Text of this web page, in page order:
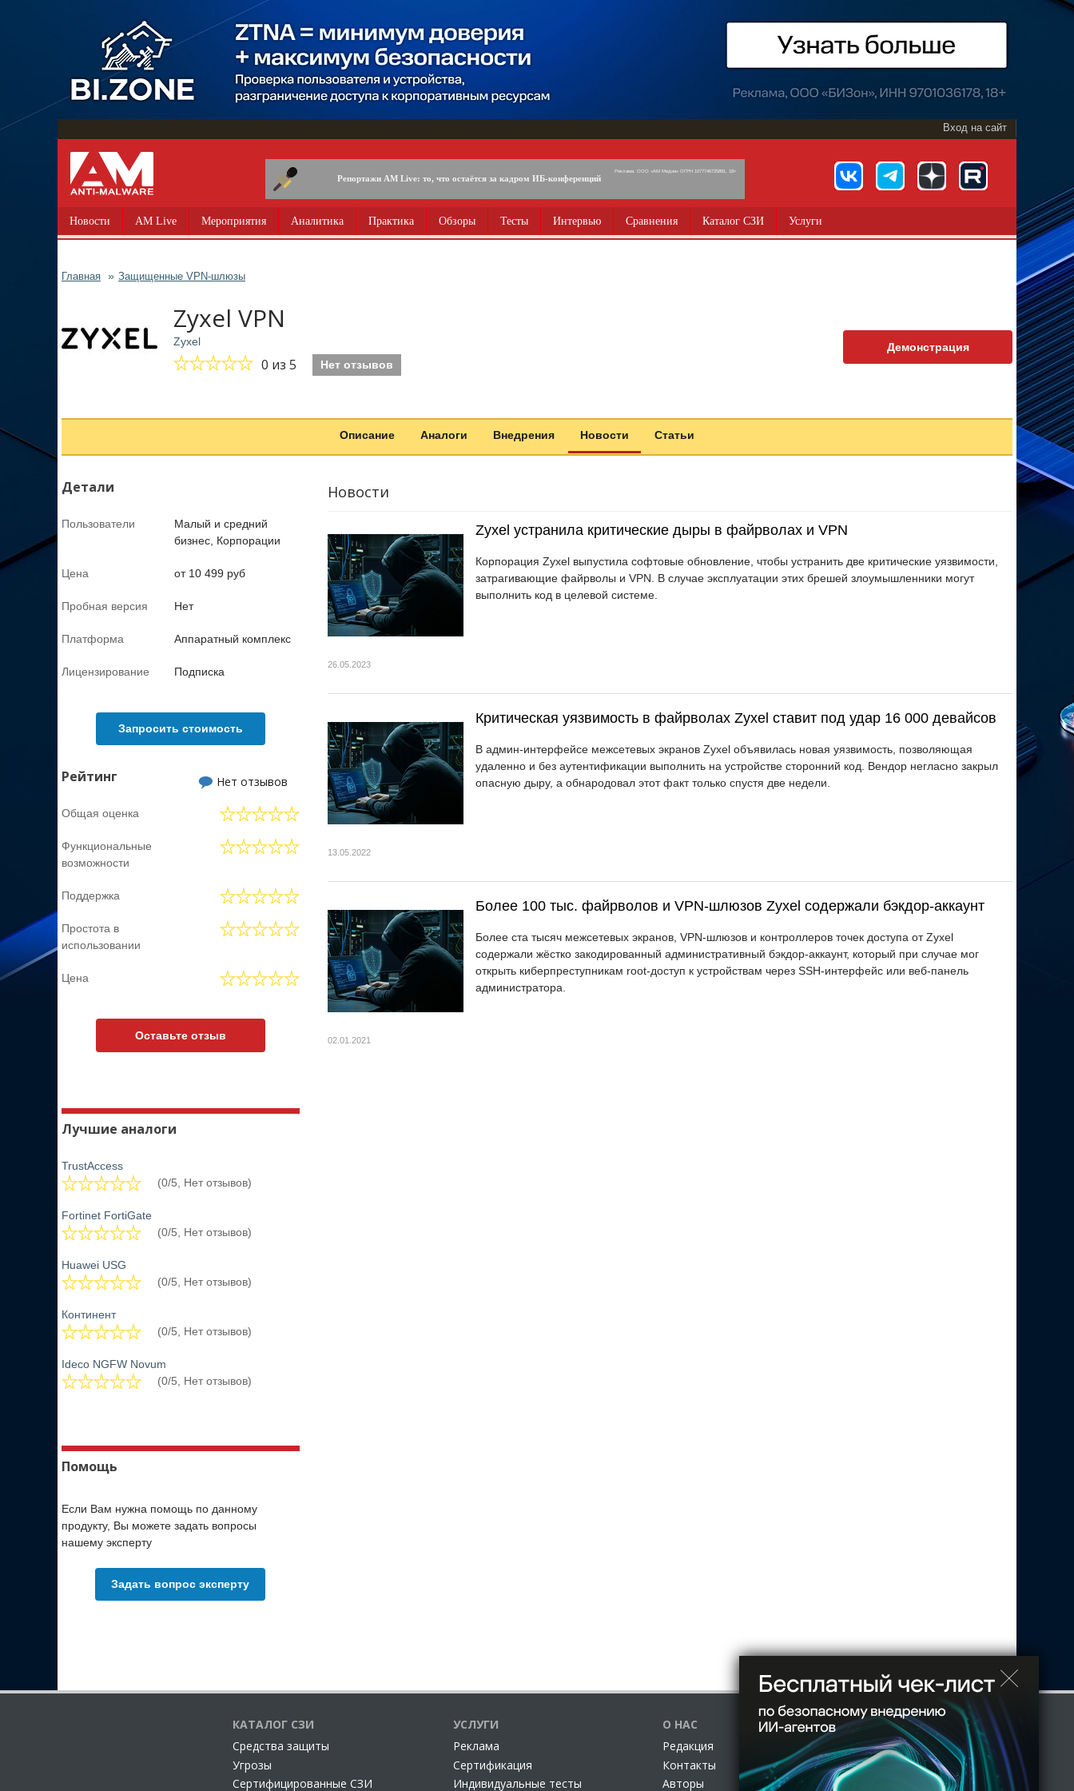
Вход на сайт
Репортажи AM Live: то, что остаётся за кадром ИБ-конференций
Реклама. ООО «АМ Медиа» ОГРН 1077746725891, 18+
Новости AM Live Мероприятия Аналитика Практика Обзоры Тесты Интервью Сравнения Каталог СЗИ Услуги
Главная Защищенные VPN-шлюзы
Zyxel VPN
Zyxel
0 из 5 Нет отзывов
Демонстрация
Описание Аналоги Внедрения Новости Статьи
Детали
Пользователи
Малый и средний
бизнес, Корпорации
Цена от 10 499 руб
Пробная версия Нет
Платформа Аппаратный комплекс
Лицензирование Подписка
Запросить стоимость
Рейтинг Нет отзывов
Общая оценка
Функциональные
возможности
Поддержка
Простота в
использовании
Цена
Оставьте отзыв
Лучшие аналоги
TrustAccess
(0/5, Нет отзывов)
Fortinet FortiGate
(0/5, Нет отзывов)
Huawei USG
(0/5, Нет отзывов)
Континент
(0/5, Нет отзывов)
Ideco NGFW Novum
(0/5, Нет отзывов)
Помощь
Если Вам нужна помощь по данному
продукту, Вы можете задать вопросы
нашему эксперту
Задать вопрос эксперту
Новости
Zyxel устранила критические дыры в файрволах и VPN
Корпорация Zyxel выпустила софтовые обновление, чтобы устранить две критические уязвимости,
затрагивающие файрволы и VPN. В случае эксплуатации этих брешей злоумышленники могут
выполнить код в целевой системе.
26.05.2023
Критическая уязвимость в файрволах Zyxel ставит под удар 16 000 девайсов
В админ-интерфейсе межсетевых экранов Zyxel объявилась новая уязвимость, позволяющая
удаленно и без аутентификации выполнить на устройстве сторонний код. Вендор негласно закрыл
опасную дыру, а обнародовал этот факт только спустя две недели.
13.05.2022
Более 100 тыс. файрволов и VPN-шлюзов Zyxel содержали бэкдор-аккаунт
Более ста тысяч межсетевых экранов, VPN-шлюзов и контроллеров точек доступа от Zyxel
содержали жёстко закодированный административный бэкдор-аккаунт, который при случае мог
открыть киберпреступникам root-доступ к устройствам через SSH-интерфейс или веб-панель
администратора.
02.01.2021
КАТАЛОГ СЗИ
Cредства защиты
Угрозы
Сертифицированные СЗИ
УСЛУГИ
Реклама
Сертификация
Индивидуальные тесты
О НАС
Редакция
Контакты
Авторы